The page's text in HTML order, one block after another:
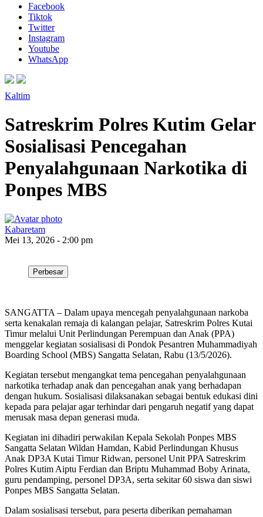
Facebook
Tiktok
Twitter
Instagram
Youtube
WhatsApp
Kaltim
Satreskrim Polres Kutim Gelar
Sosialisasi Pencegahan
Penyalahgunaan Narkotika di
Ponpes MBS
Kabaretam
Mei 13, 2026 - 2:00 pm
Perbesar
SANGATTA – Dalam upaya mencegah penyalahgunaan narkoba
serta kenakalan remaja di kalangan pelajar, Satreskrim Polres Kutai
Timur melalui Unit Perlindungan Perempuan dan Anak (PPA)
menggelar kegiatan sosialisasi di Pondok Pesantren Muhammadiyah
Boarding School (MBS) Sangatta Selatan, Rabu (13/5/2026).
Kegiatan tersebut mengangkat tema pencegahan penyalahgunaan
narkotika terhadap anak dan pencegahan anak yang berhadapan
dengan hukum. Sosialisasi dilaksanakan sebagai bentuk edukasi dini
kepada para pelajar agar terhindar dari pengaruh negatif yang dapat
merusak masa depan generasi muda.
Kegiatan ini dihadiri perwakilan Kepala Sekolah Ponpes MBS
Sangatta Selatan Wildan Hamdan, Kabid Perlindungan Khusus
Anak DP3A Kutai Timur Ridwan, personel Unit PPA Satreskrim
Polres Kutim Aiptu Ferdian dan Briptu Muhammad Boby Arinata,
guru pendamping, personel DP3A, serta sekitar 60 siswa dan siswi
Ponpes MBS Sangatta Selatan.
Dalam sosialisasi tersebut, para peserta diberikan pemahaman